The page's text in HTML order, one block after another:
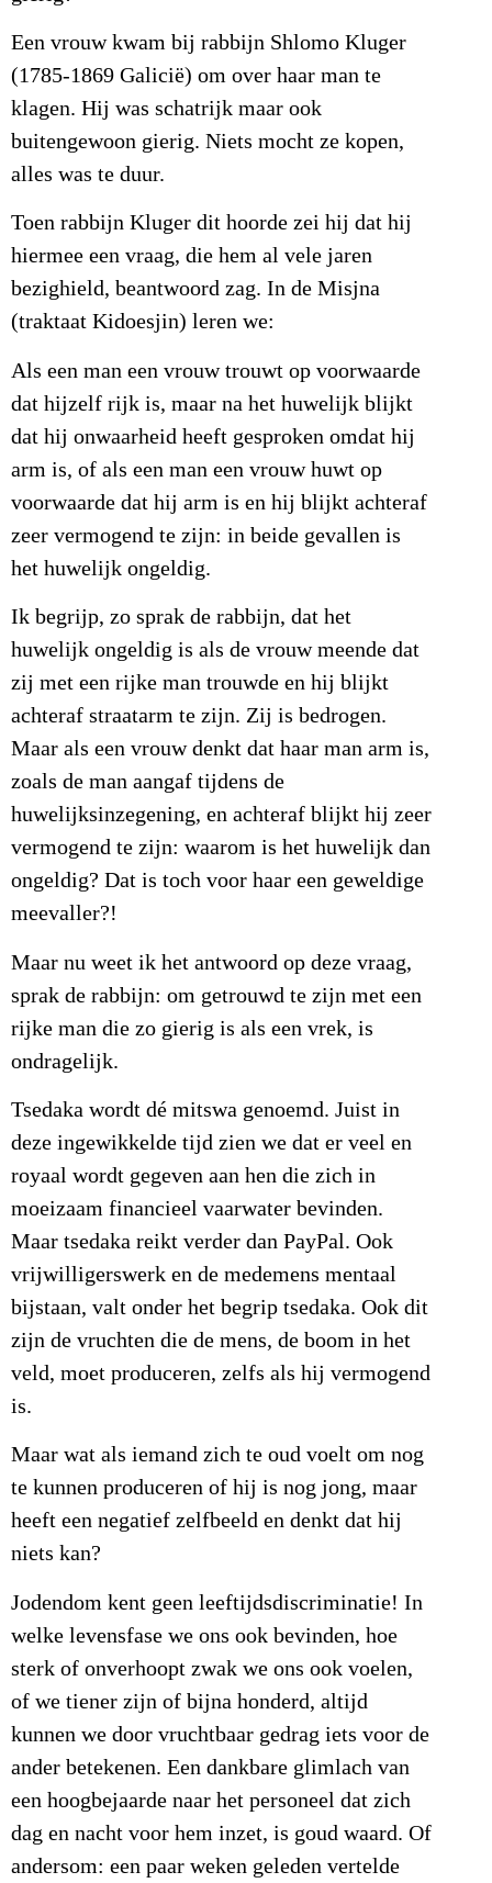
Een vrouw kwam bij rabbijn Shlomo Kluger
(1785-1869 Galicië) om over haar man te
klagen. Hij was schatrijk maar ook
buitengewoon gierig. Niets mocht ze kopen,
alles was te duur.
Toen rabbijn Kluger dit hoorde zei hij dat hij
hiermee een vraag, die hem al vele jaren
bezighield, beantwoord zag. In de Misjna
(traktaat Kidoesjin) leren we:
Als een man een vrouw trouwt op voorwaarde
dat hijzelf rijk is, maar na het huwelijk blijkt
dat hij onwaarheid heeft gesproken omdat hij
arm is, of als een man een vrouw huwt op
voorwaarde dat hij arm is en hij blijkt achteraf
zeer vermogend te zijn: in beide gevallen is
het huwelijk ongeldig.
Ik begrijp, zo sprak de rabbijn, dat het
huwelijk ongeldig is als de vrouw meende dat
zij met een rijke man trouwde en hij blijkt
achteraf straatarm te zijn. Zij is bedrogen.
Maar als een vrouw denkt dat haar man arm is,
zoals de man aangaf tijdens de
huwelijksinzegening, en achteraf blijkt hij zeer
vermogend te zijn: waarom is het huwelijk dan
ongeldig? Dat is toch voor haar een geweldige
meevaller?!
Maar nu weet ik het antwoord op deze vraag,
sprak de rabbijn: om getrouwd te zijn met een
rijke man die zo gierig is als een vrek, is
ondragelijk.
Tsedaka wordt dé mitswa genoemd. Juist in
deze ingewikkelde tijd zien we dat er veel en
royaal wordt gegeven aan hen die zich in
moeizaam financieel vaarwater bevinden.
Maar tsedaka reikt verder dan PayPal. Ook
vrijwilligerswerk en de medemens mentaal
bijstaan, valt onder het begrip tsedaka. Ook dit
zijn de vruchten die de mens, de boom in het
veld, moet produceren, zelfs als hij vermogend
is.
Maar wat als iemand zich te oud voelt om nog
te kunnen produceren of hij is nog jong, maar
heeft een negatief zelfbeeld en denkt dat hij
niets kan?
Jodendom kent geen leeftijdsdiscriminatie! In
welke levensfase we ons ook bevinden, hoe
sterk of onverhoopt zwak we ons ook voelen,
of we tiener zijn of bijna honderd, altijd
kunnen we door vruchtbaar gedrag iets voor de
ander betekenen. Een dankbare glimlach van
een hoogbejaarde naar het personeel dat zich
dag en nacht voor hem inzet, is goud waard. Of
andersom: een paar weken geleden vertelde